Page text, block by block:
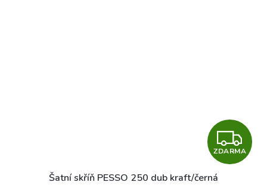
Z
D
ZDARMA
Šatní skříň PESSO 250 dub kraft/černá